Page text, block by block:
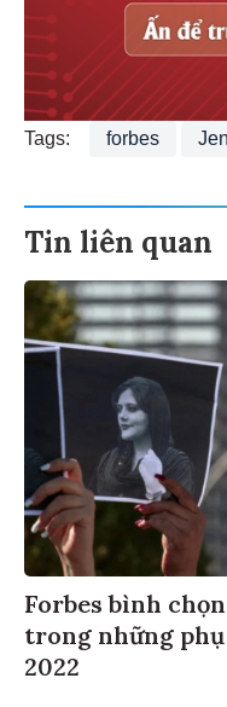
Tags: forbes
Tin liên quan
Forbes bình
trong những
2022